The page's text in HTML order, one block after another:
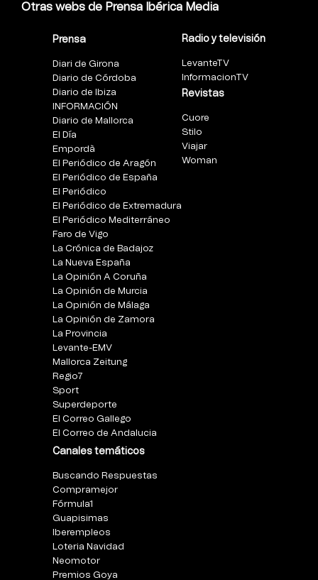
Otras webs de Prensa Ibérica Media
Prensa
Diari de Girona
Diario de Córdoba
Diario de Ibiza
INFORMACIÓN
Diario de Mallorca
El Día
Empordà
El Periódico de Aragón
El Periódico de España
El Periódico
El Periódico de Extremadura
El Periódico Mediterráneo
Faro de Vigo
La Crónica de Badajoz
La Nueva España
La Opinión A Coruña
La Opinión de Murcia
La Opinión de Málaga
La Opinión de Zamora
La Provincia
Levante-EMV
Mallorca Zeitung
Regio7
Sport
Superdeporte
El Correo Gallego
El Correo de Andalucia
Canales temáticos
Buscando Respuestas
Compramejor
Fórmula1
Guapisimas
Iberempleos
Loteria Navidad
Neomotor
Premios Goya
Radio y televisión
LevanteTV
InformacionTV
Revistas
Cuore
Stilo
Viajar
Woman